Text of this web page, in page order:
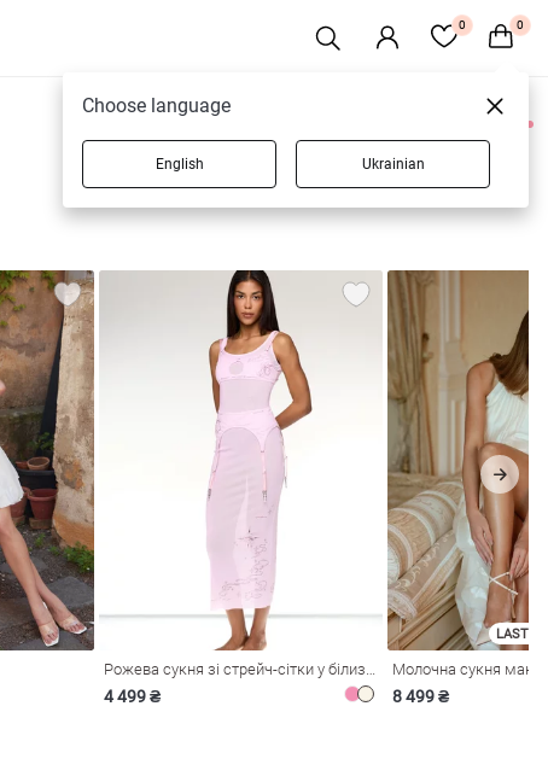
0 0
0 товарів
4 499 ₴
LAST
8 499 ₴
Choose language
English Ukrainian